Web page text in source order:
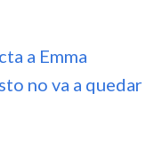
a Emma
no va a quedar